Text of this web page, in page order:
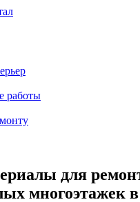
работы
для
многоэтажек в